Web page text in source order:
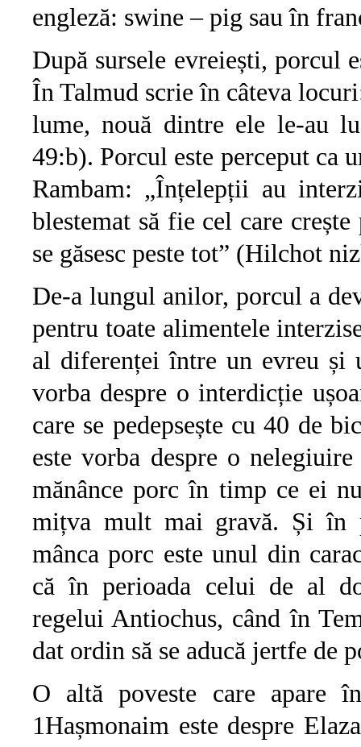
engleză: swine – pig sau în
După sursele evreiești, porcul
În Talmud scrie în câteva
lume, nouă dintre ele le-au
49:b). Porcul este perceput ca
Rambam: „Înțelepții au
blestemat să fie cel care
se găsesc peste tot” (Hilchot
De-a lungul anilor, porcul a
pentru toate alimentele
al diferenței între un evreu și
vorba despre o interdicție
care se pedepsește cu 40 de
este vorba despre o
mănânce porc în timp ce ei
mițva mult mai gravă. Și în
mânca porc este unul din
că în perioada celui de al
regelui Antiochus, când în
dat ordin să se aducă jertfe de
O altă poveste care apare
1Hașmonaim este despre